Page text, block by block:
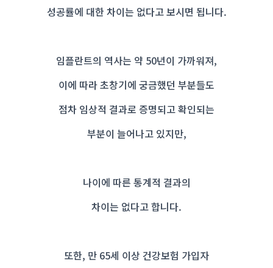
성공률에 대한 차이는 없다고 보시면 됩니다.
임플란트의 역사는 약 50년이 가까워져,
이에 따라 초창기에 궁금했던 부분들도
점차 임상적 결과로 증명되고 확인되는
부분이 늘어나고 있지만,
나이에 따른 통계적 결과의
차이는 없다고 합니다.
또한, 만 65세 이상 건강보험 가입자